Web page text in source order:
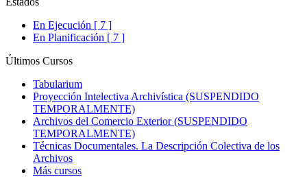
En Ejecución [ 7 ]
En Planificación [ 7 ]
Últimos Cursos
Tabularium
Proyección Intelectiva Archivística (SUSPENDIDO
TEMPORALMENTE)
Archivos del Comercio Exterior (SUSPENDIDO
TEMPORALMENTE)
Técnicas Documentales. La Descripción Colectiva de los
Archivos
Más cursos